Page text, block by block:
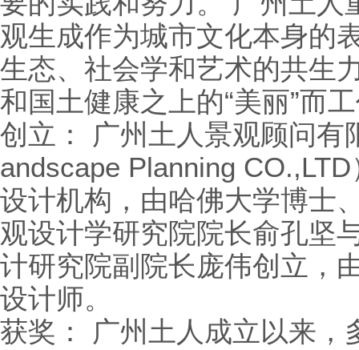
观生成作为城市文化本身的
生态、社会学和艺术的共生
和国土健康之上的“美丽”而
创立： 广州土人景观顾问有
andscape Planning
设计机构，由哈佛大学博士
观设计学研究院院长俞孔坚
计研究院副院长庞伟创立，
设计师。
获奖： 广州土人成立以来，